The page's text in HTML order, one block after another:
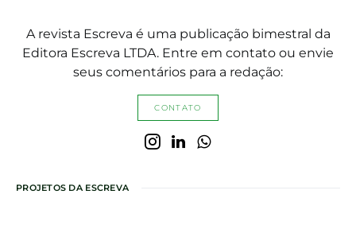
A revista Escreva é uma publicação bimestral da
Editora Escreva LTDA. Entre em contato ou envie
seus comentários para a redação:
CONTATO
PROJETOS DA ESCREVA